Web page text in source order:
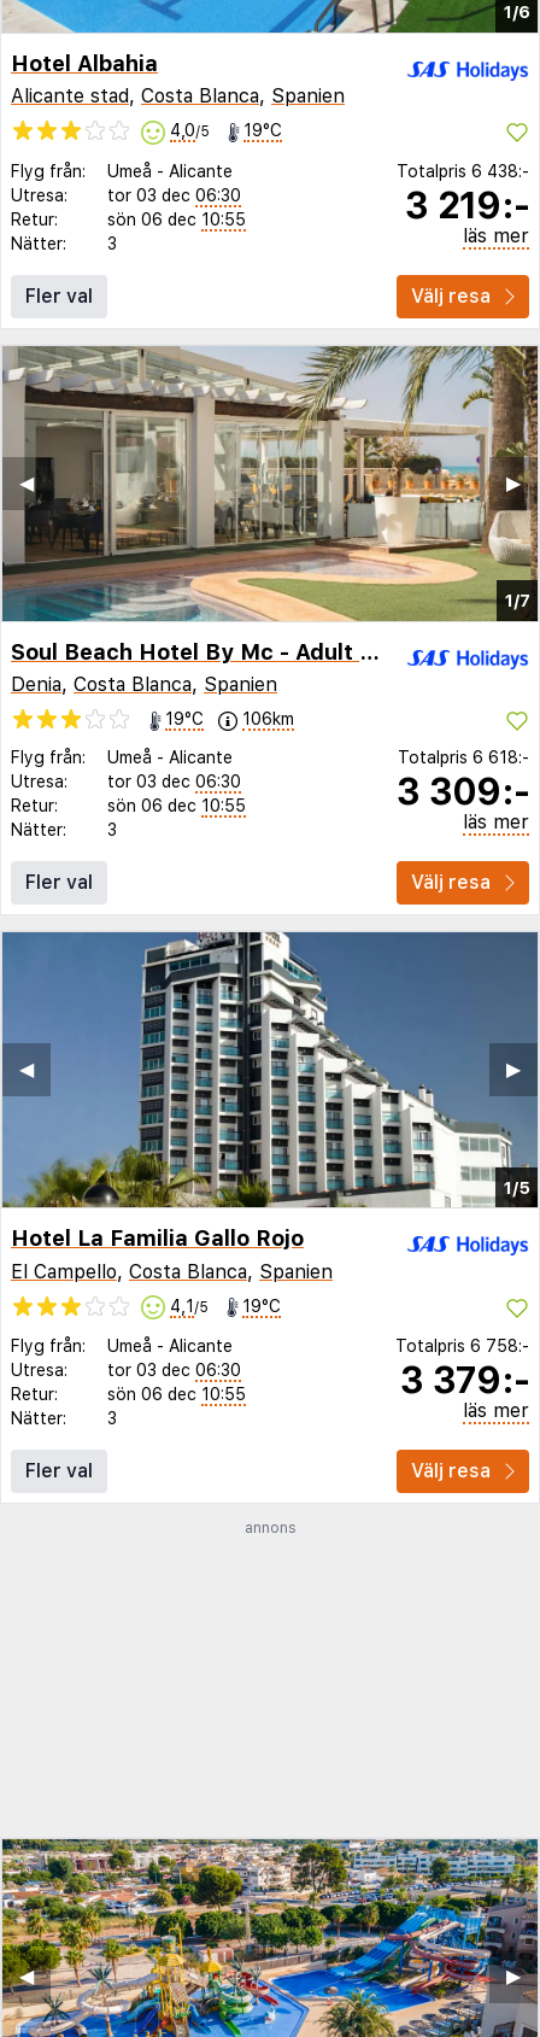
1/6
Hotel Albahia
Alicante stad, Costa Blanca, Spanien
4,0/5 19°C
Flyg från: Umeå - Alicante
Utresa:
tor 03 dec 06:30
Retur:
sön 06 dec 10:55
Nätter:
3
Totalpris 6 438:-
3 219:-
läs mer
Fler val Välj resa
1/7
▶︎
◀︎
Soul Beach Hotel By Mc - Adult Recommended
Denia, Costa Blanca, Spanien
19°C
106km
Flyg från:
Umeå - Alicante
Utresa:
tor 03 dec 06:30
Retur:
sön 06 dec 10:55
Nätter:
3
Totalpris 6 618:-
3 309:-
läs mer
Fler val Välj resa
1/5
▶︎
◀︎
Hotel La Familia Gallo Rojo
El Campello, Costa Blanca, Spanien
4,1 /5 19°C
Flyg från: Umeå - Alicante
Utresa:
tor 03 dec 06:30
Retur:
sön 06 dec 10:55
Nätter:
3
Totalpris 6 758:-
3 379:-
läs mer
Fler val Välj resa
annons
▶︎
◀︎